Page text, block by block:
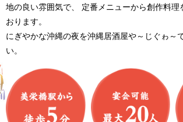
地の良い雰囲気で、
定番メニューから創作料理
おります。
にぎやかな沖縄の夜を沖縄居酒屋や～じぐゎ～
い。